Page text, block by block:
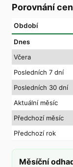
Porovnání cen
Období
Dnes
Včera
Posledních 7 dní
Posledních 30 dní
Aktuální měsíc
Předchozí měsíc
Předchozí rok
Měsíční